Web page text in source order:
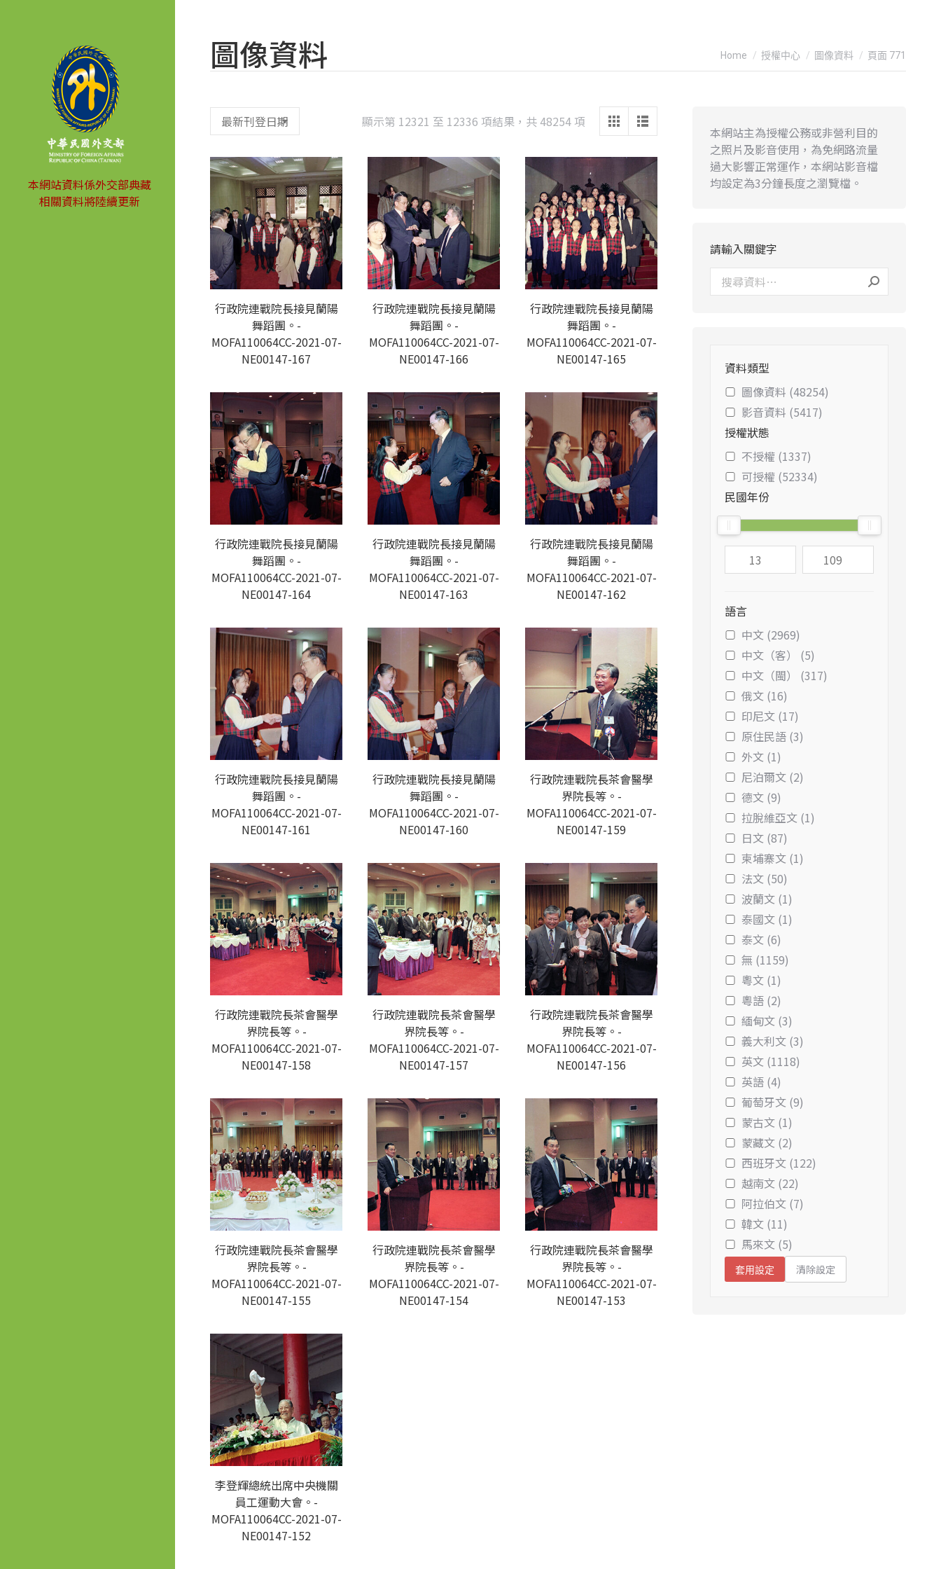
本網站資料係外交部典藏
相關資料將陸續更新
圖像資料 You are here:
Home 授權中心 圖像資料 頁面 771
顯示第 12321 至 12336 項結果，共 48254 項 Sorted
latest
行政院連戰院長接見蘭陽
舞蹈團。-
MOFA110064CC-2021-07-
NE00147-167
行政院連戰院長接見蘭陽
舞蹈團。-
MOFA110064CC-2021-07-
NE00147-166
行政院連戰院長接見蘭陽
舞蹈團。-
MOFA110064CC-2021-07-
NE00147-165
行政院連戰院長接見蘭陽
舞蹈團。-
MOFA110064CC-2021-07-
NE00147-164
行政院連戰院長接見蘭陽
舞蹈團。-
MOFA110064CC-2021-07-
NE00147-163
行政院連戰院長接見蘭陽
舞蹈團。-
MOFA110064CC-2021-07-
NE00147-162
行政院連戰院長接見蘭陽
舞蹈團。-
MOFA110064CC-2021-07-
NE00147-161
行政院連戰院長接見蘭陽
舞蹈團。-
MOFA110064CC-2021-07-
NE00147-160
行政院連戰院長茶會醫學
界院長等。-
MOFA110064CC-2021-07-
NE00147-159
行政院連戰院長茶會醫學
界院長等。-
MOFA110064CC-2021-07-
NE00147-158
行政院連戰院長茶會醫學
界院長等。-
MOFA110064CC-2021-07-
NE00147-157
行政院連戰院長茶會醫學
界院長等。-
MOFA110064CC-2021-07-
NE00147-156
行政院連戰院長茶會醫學
界院長等。-
MOFA110064CC-2021-07-
NE00147-155
行政院連戰院長茶會醫學
界院長等。-
MOFA110064CC-2021-07-
NE00147-154
行政院連戰院長茶會醫學
界院長等。-
MOFA110064CC-2021-07-
NE00147-153
李登輝總統出席中央機關
員工運動大會。-
MOFA110064CC-2021-07-
NE00147-152
本網站主為授權公務或非營利目的
之照片及影音使用，為免網路流量
過大影響正常運作，本網站影音檔
均設定為3分鐘長度之瀏覽檔。
請輸入關鍵字
資料類型
圖像資料 (48254)
影音資料 (5417)
授權狀態
不授權 (1337)
可授權 (52334)
民國年份
語言
中文 (2969)
中文（客） (5)
中文（閩） (317)
俄文 (16)
印尼文 (17)
原住民語 (3)
外文 (1)
尼泊爾文 (2)
德文 (9)
拉脫維亞文 (1)
日文 (87)
柬埔寨文 (1)
法文 (50)
波蘭文 (1)
泰國文 (1)
泰文 (6)
無 (1159)
粵文 (1)
粵語 (2)
緬甸文 (3)
義大利文 (3)
英文 (1118)
英語 (4)
葡萄牙文 (9)
蒙古文 (1)
蒙藏文 (2)
西班牙文 (122)
越南文 (22)
阿拉伯文 (7)
韓文 (11)
馬來文 (5)
套用設定 清除設定